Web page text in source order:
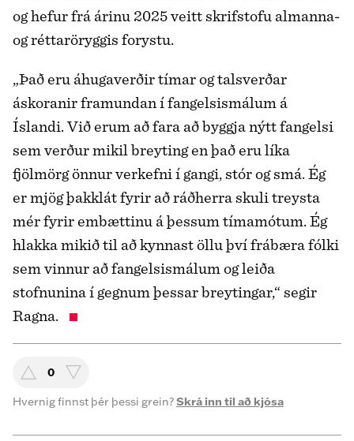
og hefur frá árinu 2025 veitt skrifstofu almanna-
og réttaröryggis forystu.
„Það eru áhugaverðir tímar og talsverðar
áskoranir framundan í fangelsismálum á
Íslandi. Við erum að fara að byggja nýtt fangelsi
sem verður mikil breyting en það eru líka
fjölmörg önnur verkefni í gangi, stór og smá. Ég
er mjög þakklát fyrir að ráðherra skuli treysta
mér fyrir embættinu á þessum tímamótum. Ég
hlakka mikið til að kynnast öllu því frábæra fólki
sem vinnur að fangelsismálum og leiða
stofnunina í gegnum þessar breytingar,“ segir
Ragna.
0
Hvernig finnst þér þessi grein?Skrá inn til að kjósa